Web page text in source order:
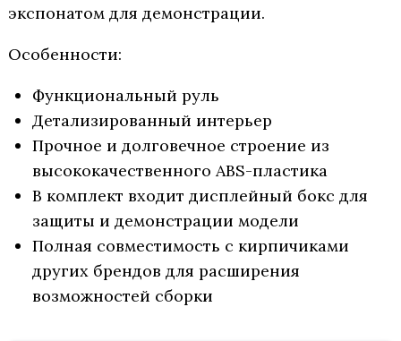
экспонатом для демонстрации.
Особенности:
Функциональный руль
Детализированный интерьер
Прочное и долговечное строение из
высококачественного ABS-пластика
В комплект входит дисплейный бокс для
защиты и демонстрации модели
Полная совместимость с кирпичиками
других брендов для расширения
возможностей сборки